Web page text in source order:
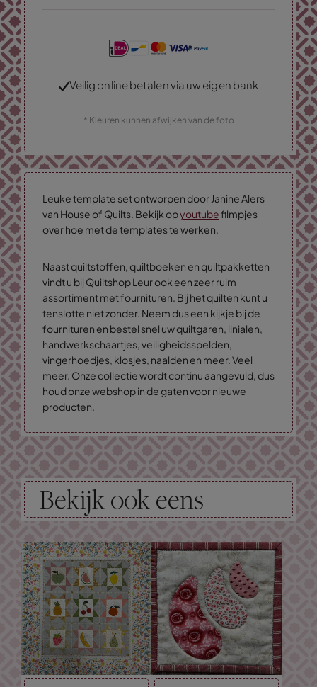
Veilig online betalen via uw eigen bank
* Kleuren kunnen afwijken van de foto
Leuke template set ontworpen door Janine Alers
van House of Quilts. Bekijk opyoutubefilmpjes
over hoe met de templates te werken.
Naast quiltstoffen, quiltboeken en quiltpakketten
vindt u bij Quiltshop Leur ook een zeer ruim
assortiment met fournituren. Bij het quilten kunt u
tenslotte niet zonder. Neem dus een kijkje bij de
fournituren en bestel snel uw quiltgaren, linialen,
handwerkschaartjes, veiligheidsspelden,
vingerhoedjes, klosjes, naalden en meer. Veel
meer. Onze collectie wordt continu aangevuld, dus
houd onze webshop in de gaten voor nieuwe
producten.
Bekijk ook eens